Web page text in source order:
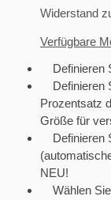
Widerstand
Verfügbare
Definieren
Definieren
Prozentsatz
Größe für
Definieren
NEU!
Wählen Sie